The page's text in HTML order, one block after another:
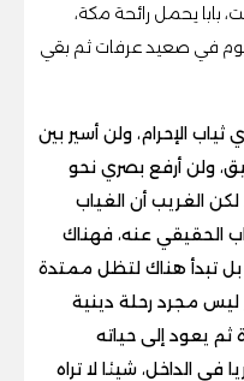
بابا يحمل رائحة مكة،
في صعيد عرفات ثم بقي
الإحرام، ولن أسير بين
ولن أرفع بصري نحو
الغريب أن الغياب
الحقيقي عنه، فهناك
بل تبدأ هناك لتظل ممتدة
ليس مجرد رحلة دينية
يعود إلى حياته
في الداخل، شيئا لا تراه